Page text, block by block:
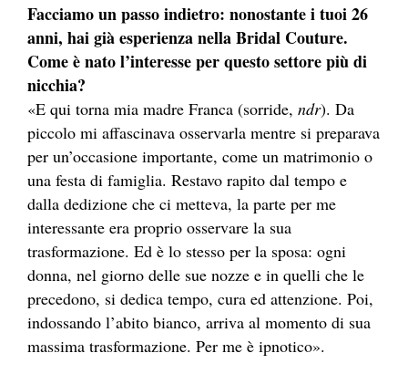
Facciamo un passo indietro: nonostante i tuoi 26
anni, hai già esperienza nella Bridal Couture.
Come è nato l’interesse per questo settore più di
nicchia?
«E qui torna mia madre Franca (sorride, ndr). Da
piccolo mi affascinava osservarla mentre si preparava
per un’occasione importante, come un matrimonio o
una festa di famiglia. Restavo rapito dal tempo e
dalla dedizione che ci metteva, la parte per me
interessante era proprio osservare la sua
trasformazione. Ed è lo stesso per la sposa: ogni
donna, nel giorno delle sue nozze e in quelli che le
precedono, si dedica tempo, cura ed attenzione. Poi,
indossando l’abito bianco, arriva al momento di sua
massima trasformazione. Per me è ipnotico».